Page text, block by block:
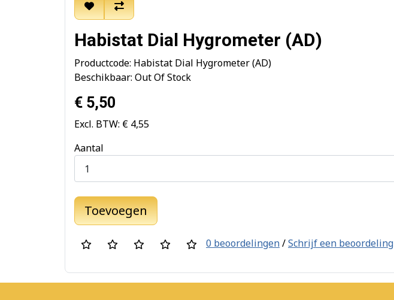
Habistat Dial Hygrometer (AD)
Productcode: Habistat Dial Hygrometer (AD)
Beschikbaar: Out Of Stock
€ 5,50
Excl. BTW: € 4,55
Aantal
Toevoegen
0 beoordelingen/Schrijf een beoordeling